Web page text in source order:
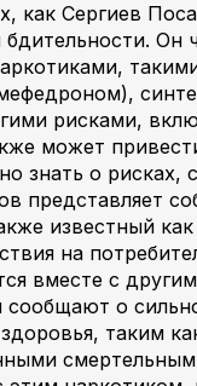
как Сергиев
Он
рисками,
может
знать о
представляет
известный
на
вместе с
о
таким